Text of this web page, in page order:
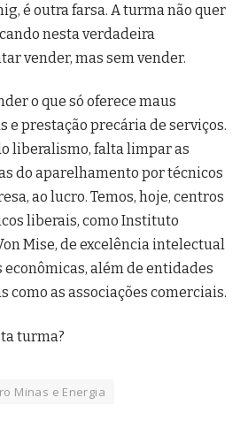
é outra farsa. A turma não quer
nesta verdadeira
vender, mas sem vender.
o que só oferece maus
e prestação precária de serviços.
liberalismo, falta limpar as
do aparelhamento por técnicos
ao lucro. Temos, hoje, centros
liberais, como Instituto
Mise, de excelência intelectual
econômicas, além de entidades
como as associações comerciais.
turma?
Minas e Energia